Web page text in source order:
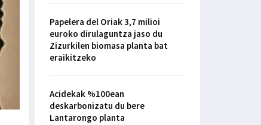
Papelera del Oriak 3,7 milioi
euroko dirulaguntza jaso du
Zizurkilen biomasa planta bat
eraikitzeko
Acidekak %100ean
deskarbonizatu du bere
Lantarongo planta